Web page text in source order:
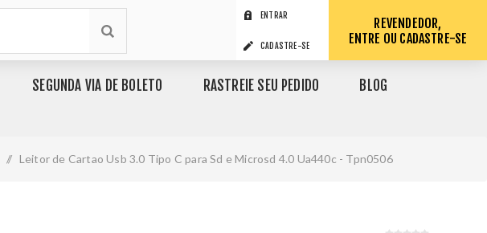
ENTRAR
CADASTRE-SE
REVENDEDOR,
ENTRE OU CADASTRE-SE
SEGUNDA VIA DE BOLETO RASTREIE SEU PEDIDO BLOG
/ Leitor de Cartao Usb 3.0 Tipo C para Sd e Microsd 4.0 Ua440c - Tpn0506